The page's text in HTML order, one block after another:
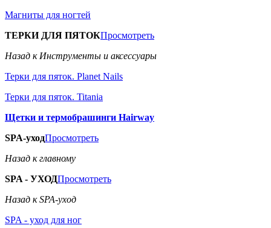
Магниты для ногтей
ТЕРКИ ДЛЯ ПЯТОКПросмотреть
Назад к Инструменты и аксессуары
Терки для пяток. Planet Nails
Терки для пяток. Titania
Щетки и термобрашинги Hairway
SPA-уходПросмотреть
Назад к главному
SPA - УХОДПросмотреть
Назад к SPA-уход
SPA - уход для ног